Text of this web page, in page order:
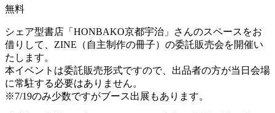
無料
シェア型書店「HONBAKO京都宇治」さんのスペースをお
借りして、ZINE（自主制作の冊子）の委託販売会を開催い
たします。
本イベントは委託販売形式ですので、出品者の方が当日会場
に常駐する必要はありません。
※7/19のみ少数ですがブース出展もあります。